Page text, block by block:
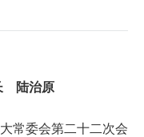
陆治原
常委会第二十二次会